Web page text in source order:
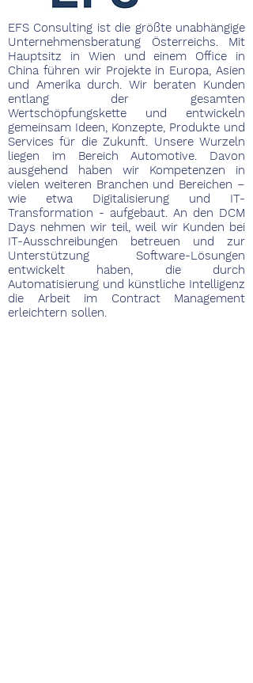
EFS Consulting ist die größte unabhängige
Unternehmensberatung Österreichs. Mit
Hauptsitz in Wien und einem Office in
China führen wir Projekte in Europa, Asien
und Amerika durch. Wir beraten Kunden
entlang der gesamten
Wertschöpfungskette und entwickeln
gemeinsam Ideen, Konzepte, Produkte und
Services für die Zukunft. Unsere Wurzeln
liegen im Bereich Automotive. Davon
ausgehend haben wir Kompetenzen in
vielen weiteren Branchen und Bereichen –
wie etwa Digitalisierung und IT-
Transformation - aufgebaut. An den DCM
Days nehmen wir teil, weil wir Kunden bei
IT-Ausschreibungen betreuen und zur
Unterstützung Software-Lösungen
entwickelt haben, die durch
Automatisierung und künstliche Intelligenz
die Arbeit im Contract Management
erleichtern sollen.